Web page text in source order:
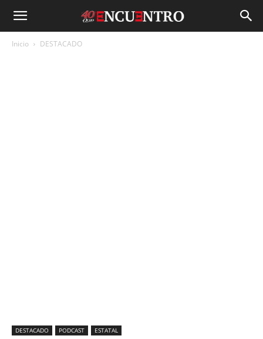
Inicio DESTACADO
DESTACADO PODCAST ESTATAL